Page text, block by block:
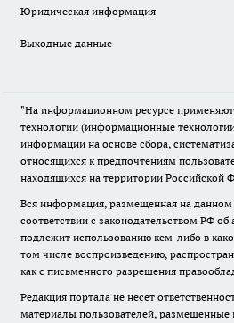
Юридическая информация
Выходные данные
"На информационном ресурсе
технологии (информационные
информации на основе сбора,
относящихся к предпочтениям
находящихся на территории Российской
Вся информация, размещенная на данном
соответствии с законодательством РФ об
подлежит использованию кем-либо в
том числе воспроизведению,
как с письменного разрешения
Редакция портала не несет
материалы пользователей, размещенные